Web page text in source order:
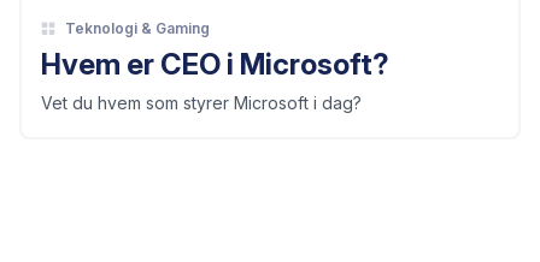
Teknologi & Gaming
Hvem er CEO i Microsoft?
Vet du hvem som styrer Microsoft i dag?